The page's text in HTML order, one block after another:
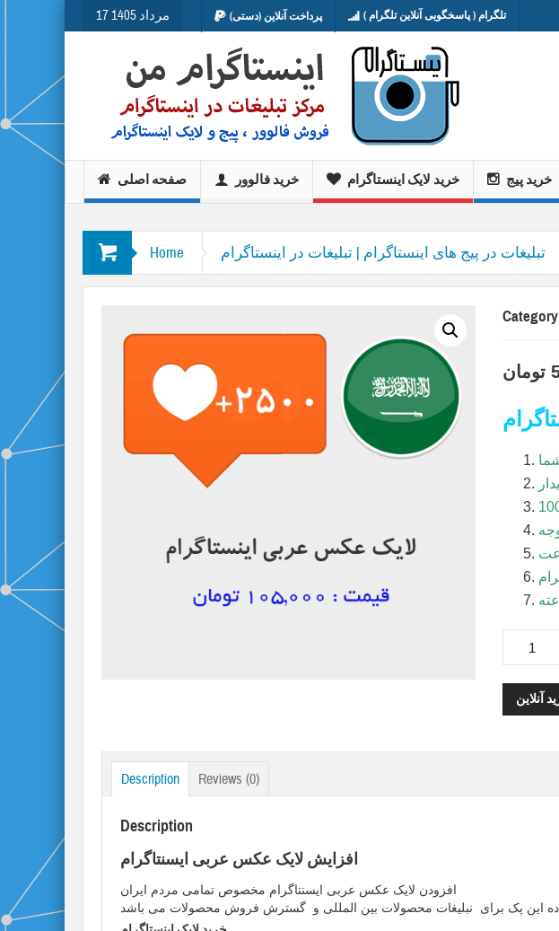
17 مرداد 1405 پرداخت آنلاین (دستی) تلگرام ( پاسخگویی آنلاین تلگرام )
صفحه اصلی خرید فالوور خرید لایک اینستاگرام خرید پیج
Home تبلیغات در پیج های اینستاگرام | تبلیغات در اینستاگرام
تومان
آنلاین
Description Reviews (0)
Description
افزایش لایک عکس عربی ایسنتاگرام